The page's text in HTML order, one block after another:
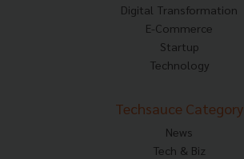
Digital Transformation
E-Commerce
Startup
Technology
Techsauce Category
News
Tech & Biz